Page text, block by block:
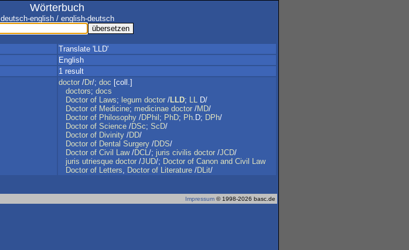
Wörterbuch
deutsch-english / english-deutsch
Translate 'LLD'
English
1 result
doctor /Dr/; doc [coll.]
doctors; docs
Doctor of Laws; legum doctor /LLD; LL D/
Doctor of Medicine; medicinae doctor /MD/
Doctor of Philosophy /DPhil ; PhD; Ph.D; DPh/
Doctor of Science /DSc; ScD/
Doctor of Divinity /DD/
Doctor of Dental Surgery /DDS/
Doctor of Civil Law/DCL/; juris civilis doctor /JCD/
juris utriesque doctor /JUD/; Doctor of Canon and Civil
Law
Doctor of Letters, Doctor of Literature /DLit/
Impressum © 1998-2026 basc.de